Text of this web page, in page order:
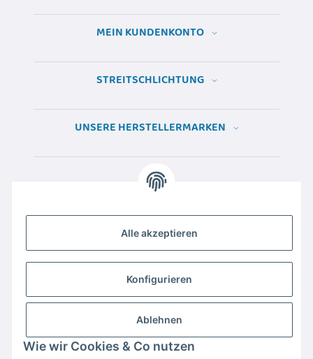
Alle akzeptieren
Konfigurieren
Ablehnen
Wie wir Cookies & Co nutzen
MEIN KUNDENKONTO
STREITSCHLICHTUNG
UNSERE HERSTELLERMARKEN
Domains ,Webspace